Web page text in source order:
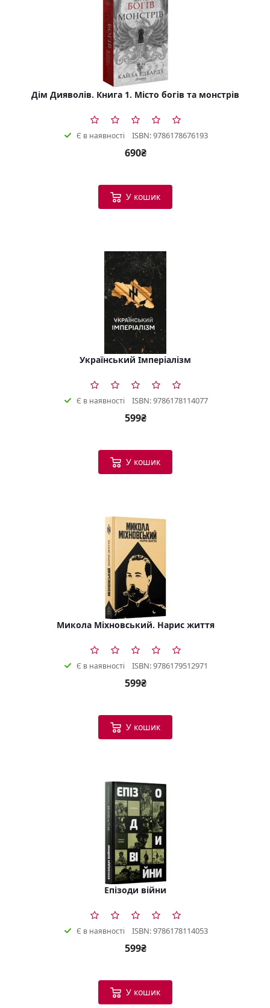
Дім Дияволів. Книга 1. Місто богів та монстрів
Є в наявності ISBN: 9786178676193
690₴
У кошик
Український Імперіалізм
Є в наявності ISBN: 9786178114077
599₴
У кошик
Микола Міхновський. Нарис життя
Є в наявності ISBN: 9786179512971
599₴
У кошик
Епізоди війни
Є в наявності ISBN: 9786178114053
599₴
У кошик